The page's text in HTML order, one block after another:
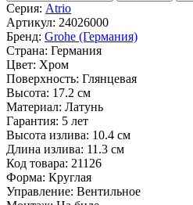
Серия: Atrio
Артикул: 24026000
Бренд: Grohe (Германия)
Страна: Германия
Цвет: Хром
Поверхность: Глянцевая
Высота: 17.2 см
Материал: Латунь
Гарантия: 5 лет
Высота излива: 10.4 см
Длина излива: 11.3 см
Код товара: 21126
Форма: Круглая
Управление: Вентильное